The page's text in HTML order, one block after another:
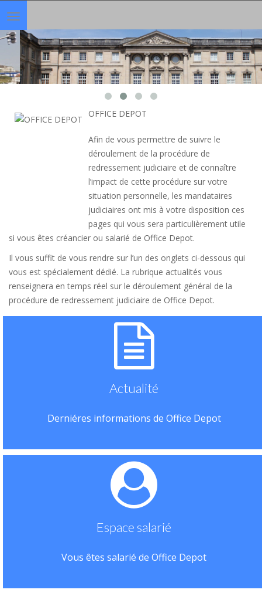
Toggle
navigation
OFFICE DEPOT
Afin de vous permettre de suivre le
déroulement de la procédure de
redressement judiciaire et de connaître
l’impact de cette procédure sur votre
situation personnelle, les mandataires
judiciaires ont mis à votre disposition ces
pages qui vous sera particulièrement utile
si vous êtes créancier ou salarié de Office Depot.
Il vous suffit de vous rendre sur l’un des onglets ci-dessous qui
vous est spécialement dédié. La rubrique actualités vous
renseignera en temps réel sur le déroulement général de la
procédure de redressement judiciaire de Office Depot.
Actualité
Derniéres informations de Office Depot
Espace salarié
Vous êtes salarié de Office Depot